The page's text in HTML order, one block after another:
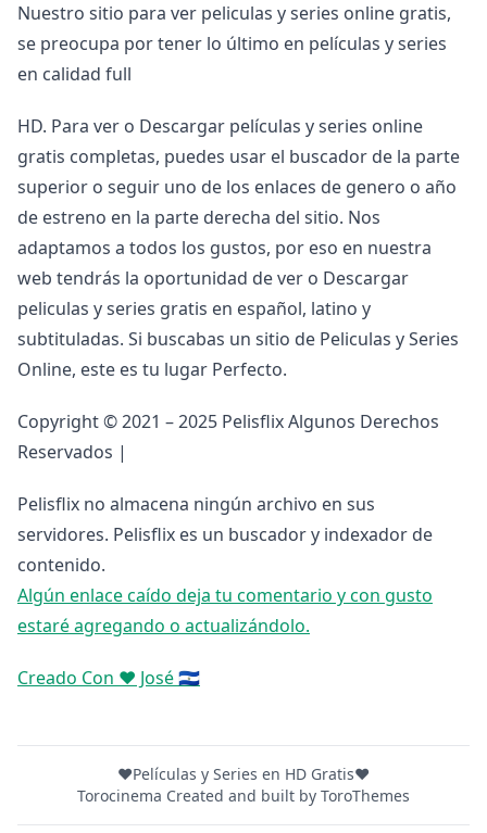
Nuestro sitio para ver peliculas y series online gratis,
se preocupa por tener lo último en películas y series
en calidad full
HD. Para ver o Descargar películas y series online
gratis completas, puedes usar el buscador de la parte
superior o seguir uno de los enlaces de genero o año
de estreno en la parte derecha del sitio. Nos
adaptamos a todos los gustos, por eso en nuestra
web tendrás la oportunidad de ver o Descargar
peliculas y series gratis en español, latino y
subtituladas. Si buscabas un sitio de Peliculas y Series
Online, este es tu lugar Perfecto.
Copyright © 2021 – 2025 Pelisflix Algunos Derechos
Reservados |
Pelisflix no almacena ningún archivo en sus
servidores. Pelisflix es un buscador y indexador de
contenido.
Algún enlace caído deja tu comentario y con gusto
estaré agregando o actualizándolo.
Creado Con ❤️ José 🇸🇻
❤️Películas y Series en HD Gratis❤️
Torocinema Created and built by ToroThemes